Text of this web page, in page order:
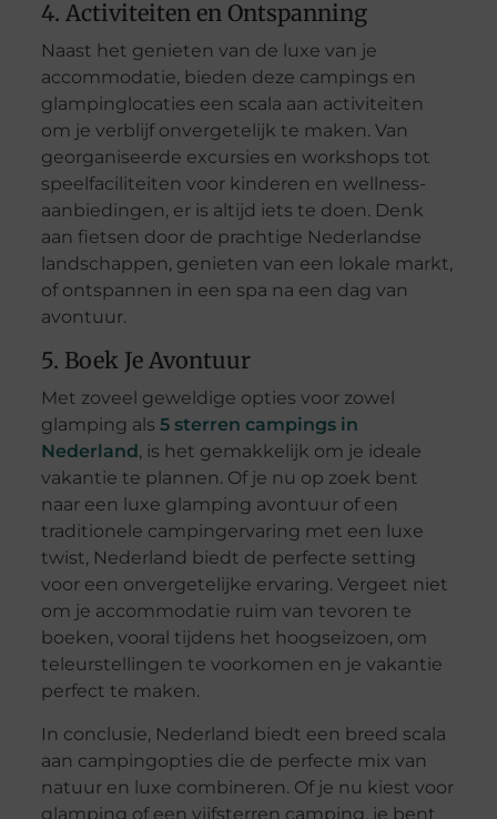
4. Activiteiten en Ontspanning
Naast het genieten van de luxe van je
accommodatie, bieden deze campings en
glampinglocaties een scala aan activiteiten
om je verblijf onvergetelijk te maken. Van
georganiseerde excursies en workshops tot
speelfaciliteiten voor kinderen en wellness-
aanbiedingen, er is altijd iets te doen. Denk
aan fietsen door de prachtige Nederlandse
landschappen, genieten van een lokale markt,
of ontspannen in een spa na een dag van
avontuur.
5. Boek Je Avontuur
Met zoveel geweldige opties voor zowel
glamping als 5 sterren campings in
Nederland , is het gemakkelijk om je ideale
vakantie te plannen. Of je nu op zoek bent
naar een luxe glamping avontuur of een
traditionele campingervaring met een luxe
twist, Nederland biedt de perfecte setting
voor een onvergetelijke ervaring. Vergeet niet
om je accommodatie ruim van tevoren te
boeken, vooral tijdens het hoogseizoen, om
teleurstellingen te voorkomen en je vakantie
perfect te maken.
In conclusie, Nederland biedt een breed scala
aan campingopties die de perfecte mix van
natuur en luxe combineren. Of je nu kiest voor
glamping of een vijfsterren camping, je bent